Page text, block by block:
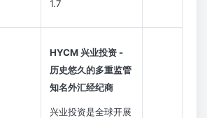
1.7
HYCM 兴业投资 -
历史悠久的多重监管
知名外汇经纪商
兴业投资是全球开展